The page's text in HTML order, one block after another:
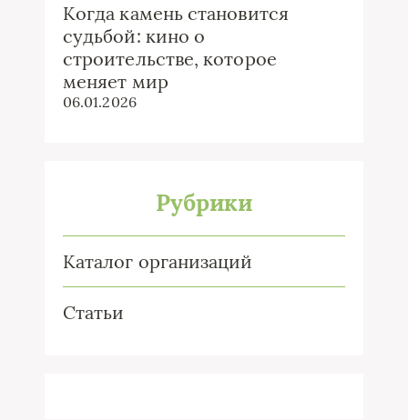
Когда камень становится
судьбой: кино о
строительстве, которое
меняет мир
06.01.2026
Рубрики
Каталог организаций
Статьи